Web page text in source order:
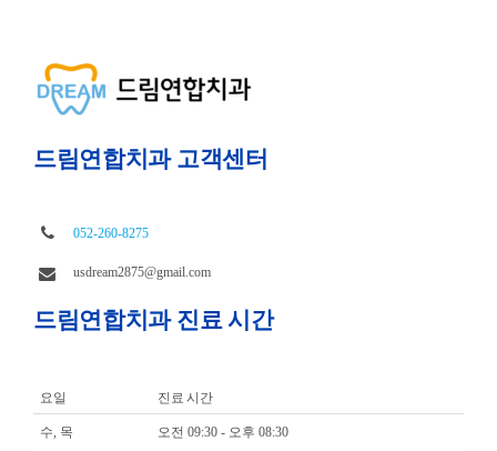
드림연합치과 고객센터
052-260-8275
usdream2875@gmail.com
드림연합치과 진료 시간
요일 진료 시간
수, 목 오전 09:30 - 오후 08:30